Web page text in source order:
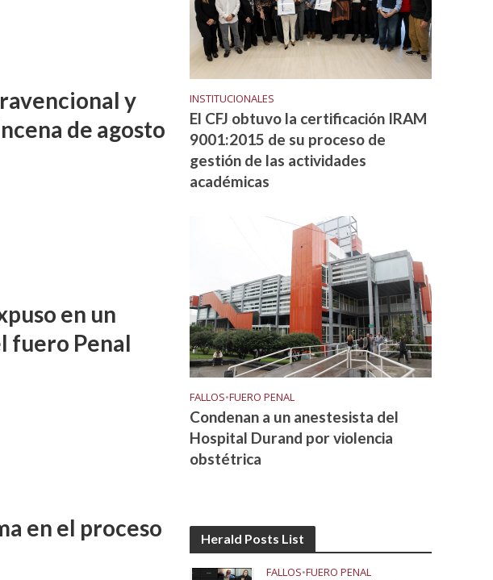
y
de agosto
en un
fuero Penal
en el proceso
INSTITUCIONALES
El CFJ obtuvo la certificación IRAM
9001:2015 de su proceso de
gestión de las actividades
académicas
FALLOS•FUERO PENAL
Condenan a un anestesista del
Hospital Durand por violencia
obstétrica
Herald Posts List
FALLOS•FUERO PENAL